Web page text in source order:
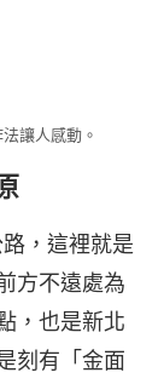
讓人感動。
，這裡就是
方不遠處為
，也是新北
刻有「金面